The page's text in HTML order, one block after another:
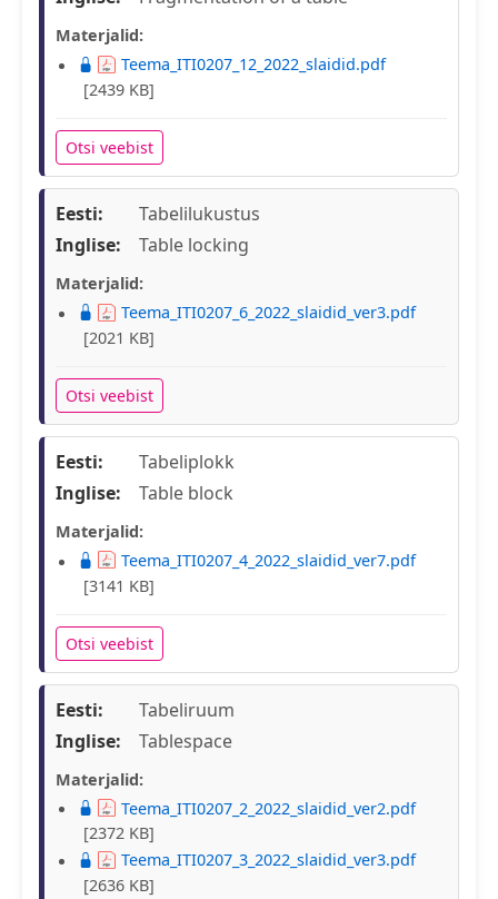
Materjalid:
Teema_ITI0207_12_2022_slaidid.pdf
[2439 KB]
Otsi veebist
Eesti:
Tabelilukustus
Inglise:
Table locking
Materjalid:
Teema_ITI0207_6_2022_slaidid_ver3.pdf
[2021 KB]
Otsi veebist
Eesti:
Tabeliplokk
Inglise:
Table block
Materjalid:
Teema_ITI0207_4_2022_slaidid_ver7.pdf
[3141 KB]
Otsi veebist
Eesti:
Tabeliruum
Inglise:
Tablespace
Materjalid:
Teema_ITI0207_2_2022_slaidid_ver2.pdf
[2372 KB]
Teema_ITI0207_3_2022_slaidid_ver3.pdf
[2636 KB]